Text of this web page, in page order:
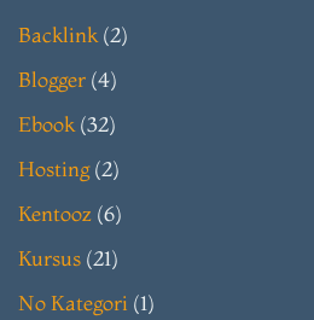
Backlink(2)
Blogger (4)
Ebook(32)
Hosting(2)
Kentooz (6)
Kursus (21)
No Kategori (1)